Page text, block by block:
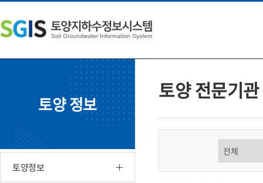
문
내
용
쪽
메
뉴
단
주
소
토양 정보
토양정보
토양 전문기관